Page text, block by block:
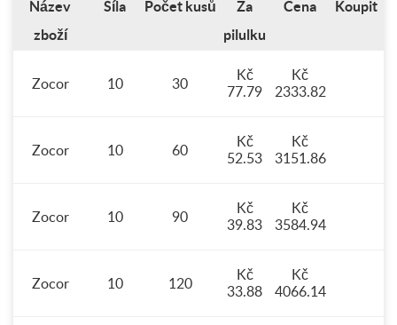
Název
zboží
Síla Počet kusů
Za
pilulku
Cena Koupit
Zocor 10 30
Kč
77.79
Kč
2333.82
Zocor 10 60
Kč
52.53
Kč
3151.86
Zocor 10 90
Kč
39.83
Kč
3584.94
Zocor 10 120
Kč
33.88
Kč
4066.14